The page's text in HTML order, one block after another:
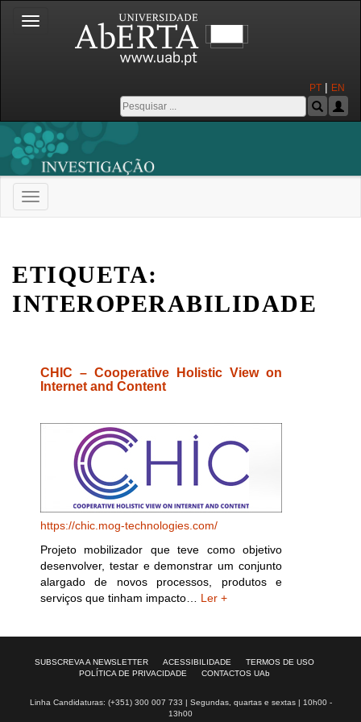
Toggle
navigation
PT | EN
Toggle
navigation
ETIQUETA:
INTEROPERABILIDADE
CHIC – Cooperative Holistic View on
Internet and Content
https://chic.mog-technologies.com/
Projeto mobilizador que teve como objetivo
desenvolver, testar e demonstrar um conjunto
alargado de novos processos, produtos e
serviços que tinham impacto… Ler +
SUBSCREVA A NEWSLETTER ACESSIBILIDADE
TERMOS DE USO
POLÍTICA DE PRIVACIDADE
CONTACTOS UAb
Linha Candidaturas: (+351) 300 007 733 | Segundas, quartas e sextas | 10h00 -
13h00